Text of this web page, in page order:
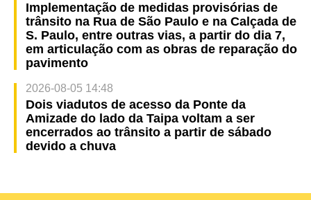
Implementação de medidas provisórias de
trânsito na Rua de São Paulo e na Calçada de
S. Paulo, entre outras vias, a partir do dia 7,
em articulação com as obras de reparação do
pavimento
2026-08-05 14:48
Dois viadutos de acesso da Ponte da
Amizade do lado da Taipa voltam a ser
encerrados ao trânsito a partir de sábado
devido a chuva